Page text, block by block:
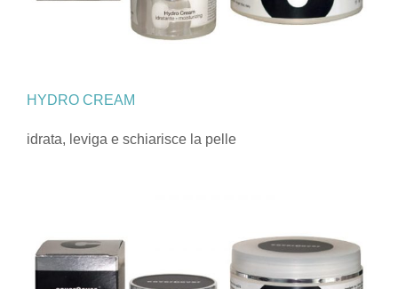
HYDRO CREAM
idrata, leviga e schiarisce la pelle